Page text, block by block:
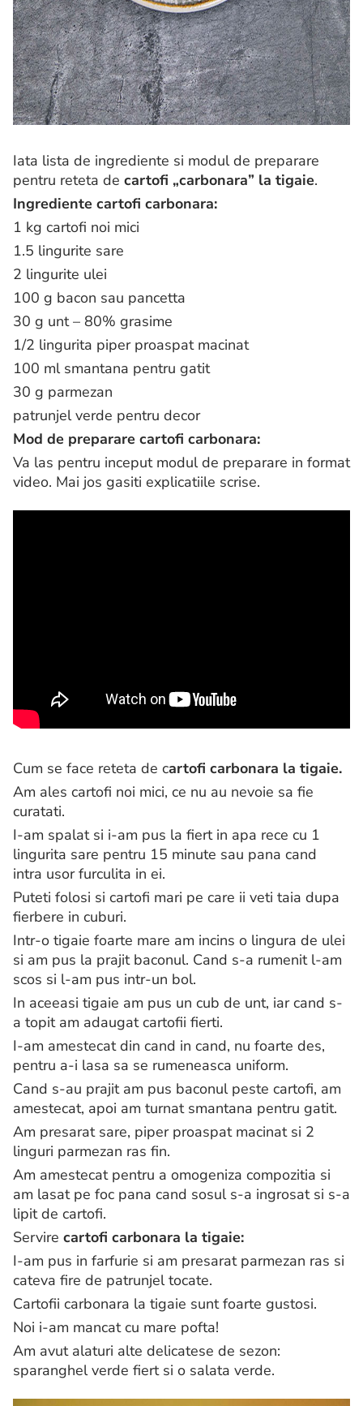
Iata lista de ingrediente si modul de preparare
pentru reteta de cartofi „carbonara” la tigaie.
Ingrediente cartofi carbonara:
1 kg cartofi noi mici
1.5 lingurite sare
2 lingurite ulei
100 g bacon sau pancetta
30 g unt – 80% grasime
1/2 lingurita piper proaspat macinat
100 ml smantana pentru gatit
30 g parmezan
patrunjel verde pentru decor
Mod de preparare cartofi carbonara:
Va las pentru inceput modul de preparare in format
video. Mai jos gasiti explicatiile scrise.
Cum se face reteta de cartofi carbonara la tigaie.
Am ales cartofi noi mici, ce nu au nevoie sa fie
curatati.
I-am spalat si i-am pus la fiert in apa rece cu 1
lingurita sare pentru 15 minute sau pana cand
intra usor furculita in ei.
Puteti folosi si cartofi mari pe care ii veti taia dupa
fierbere in cuburi.
Intr-o tigaie foarte mare am incins o lingura de ulei
si am pus la prajit baconul. Cand s-a rumenit l-am
scos si l-am pus intr-un bol.
In aceeasi tigaie am pus un cub de unt, iar cand s-
a topit am adaugat cartofii fierti.
I-am amestecat din cand in cand, nu foarte des,
pentru a-i lasa sa se rumeneasca uniform.
Cand s-au prajit am pus baconul peste cartofi, am
amestecat, apoi am turnat smantana pentru gatit.
Am presarat sare, piper proaspat macinat si 2
linguri parmezan ras fin.
Am amestecat pentru a omogeniza compozitia si
am lasat pe foc pana cand sosul s-a ingrosat si s-a
lipit de cartofi.
Servire cartofi carbonara la tigaie:
I-am pus in farfurie si am presarat parmezan ras si
cateva fire de patrunjel tocate.
Cartofii carbonara la tigaie sunt foarte gustosi.
Noi i-am mancat cu mare pofta!
Am avut alaturi alte delicatese de sezon:
sparanghel verde fiert si o salata verde.